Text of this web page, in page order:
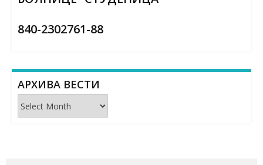
840-2302761-88
АРХИВА ВЕСТИ
Архива
вести